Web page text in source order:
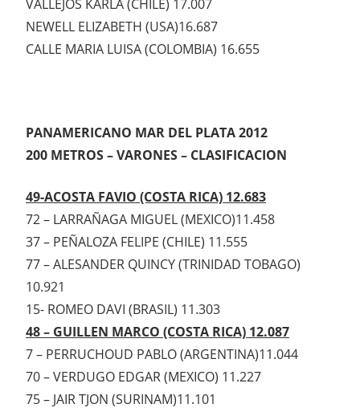
VALLEJOS KARLA (CHILE) 17.007
NEWELL ELIZABETH (USA)16.687
CALLE MARIA LUISA (COLOMBIA) 16.655
PANAMERICANO MAR DEL PLATA 2012
200 METROS – VARONES – CLASIFICACION
49-ACOSTA FAVIO (COSTA RICA) 12.683
72 – LARRAÑAGA MIGUEL (MEXICO)11.458
37 – PEÑALOZA FELIPE (CHILE) 11.555
77 – ALESANDER QUINCY (TRINIDAD TOBAGO)
10.921
15- ROMEO DAVI (BRASIL) 11.303
48 – GUILLEN MARCO (COSTA RICA) 12.087
7 – PERRUCHOUD PABLO (ARGENTINA)11.044
70 – VERDUGO EDGAR (MEXICO) 11.227
75 – JAIR TJON (SURINAM)11.101